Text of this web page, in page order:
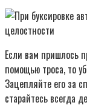
Если вам пришлось
помощью троса, то
Зацепляйте его за
старайтесь всегда